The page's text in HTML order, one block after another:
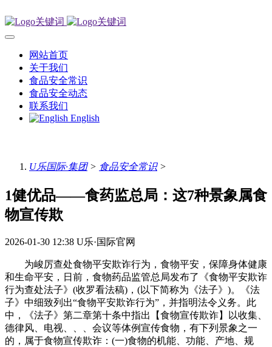
网站首页
关于我们
食品安全常识
食品安全动态
联系我们
English
U乐国际·集团> 食品安全常识>
1健优品——食药监总局：这7种景象属食
物宣传欺
2026-01-30 12:38 U乐·国际官网
为峻厉查处食物平安欺诈行为，食物平安，保障身体健康
和生命平安，日前，食物药品监管总局发布了《食物平安欺诈
行为查处法子》(收罗看法稿)，(以下简称为《法子》)。《法
子》中细致列出“食物平安欺诈行为”，并指明法令义务。此
中，《法子》第二章第十条中指出【食物宣传欺诈】以收集、
德律风、电视、、、会议等体例宣传食物，有下列景象之一
的，属于食物宣传欺诈：(一)食物的机能、功能、产地、规